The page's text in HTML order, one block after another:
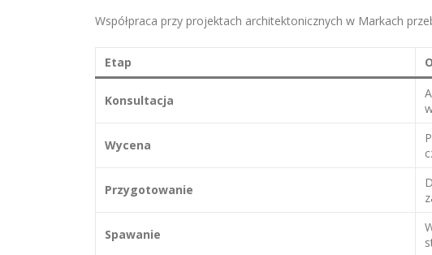
Współpraca przy projektach architektonicznych w Markach
Etap
Konsultacja
Wycena
Przygotowanie
Spawanie